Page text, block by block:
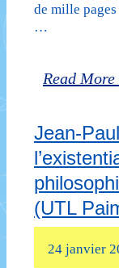
de mille
…
Simone
Beauvoir
ou
de
la
Read More
Jean-
(UTL
24 janvier